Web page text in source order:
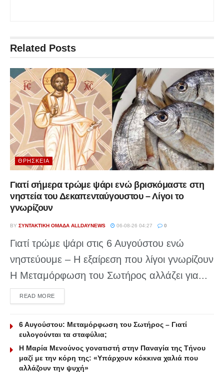
Related Posts
ΘΡΗΣΚΕΊΑ
Γιατί σήμερα τρώμε ψάρι ενώ βρισκόμαστε στη
νηστεία του Δεκαπενταύγουστου – Λίγοι το
γνωρίζουν
BY ΣΥΝΤΑΚΤΙΚΉ ΟΜΆΔΑ ALLDAYNEWS 06-08-26 04:27 0
Γιατί τρώμε ψάρι στις 6 Αυγούστου ενώ
νηστεύουμε – Η εξαίρεση που λίγοι γνωρίζουν
Η Μεταμόρφωση του Σωτήρος αλλάζει για...
READ MOREDETAILS
6 Αυγούστου: Μεταμόρφωση του Σωτήρος – Γιατί
ευλογούνται τα σταφύλια;
Η Μαρία Μενούνος γονατιστή στην Παναγία της Τήνου
μαζί με την κόρη της: «Υπάρχουν κόκκινα χαλιά που
αλλάζουν την ψυχή»